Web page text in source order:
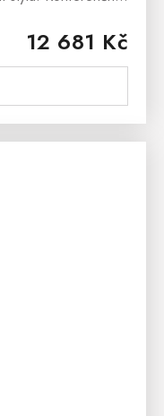
12 681 Kč